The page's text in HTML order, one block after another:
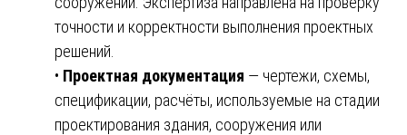
точности и корректности выполнения проектных
решений.
• Проектная документация — чертежи, схемы,
спецификации, расчёты, используемые на стадии
проектирования здания, сооружения или